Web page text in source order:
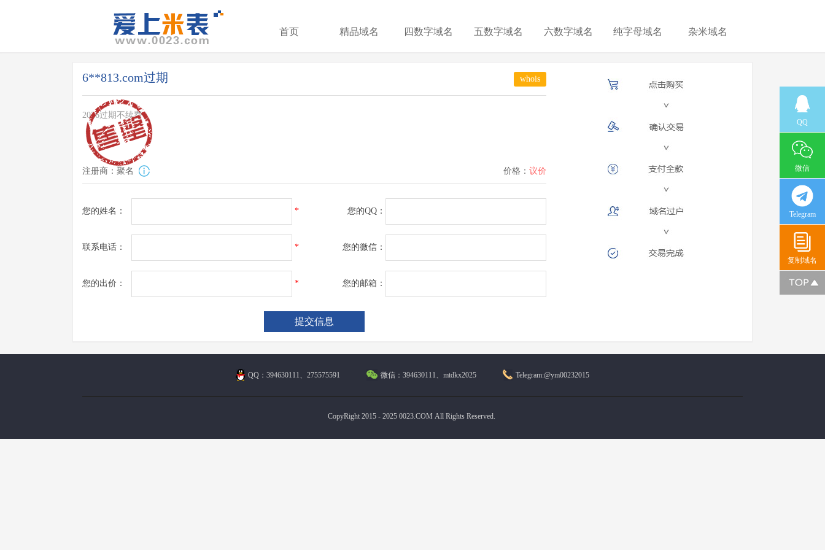
首页 精品域名 四数字域名 五数字域名 六数字域名 纯字母域名 杂米域名
6**813.com过期 whois
2026过期不续费
注册商：聚名 价格： 议价
您的姓名： * 您的QQ：
联系电话： * 您的微信：
您的出价： * 您的邮箱：
QQ：394630111、275575591 微信：394630111、mtdkx2025 Telegram:@ym00232015
CopyRight 2015 - 2025 0023.COM All Rights Reserved.
QQ
微信
Telegram
复制域名